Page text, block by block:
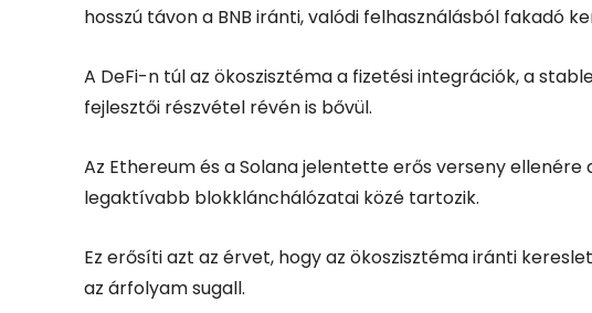
hosszú távon a BNB iránti, valódi felhasználásból fakadó
A DeFi-n túl az ökoszisztéma a fizetési integrációk, a
fejlesztői részvétel révén is bővül.
Az Ethereum és a Solana jelentette erős verseny
legaktívabb blokklánchálózatai közé tartozik.
Ez erősíti azt az érvet, hogy az ökoszisztéma iránti
az árfolyam sugall.